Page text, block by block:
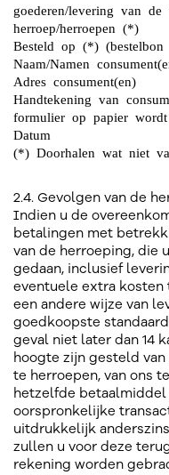
goederen/levering van
herroep/herroepen (*)
Besteld op (*) (bestelbon
Naam/Namen
Adres consument(en)
Handtekening van
formulier op papier
Datum
(*) Doorhalen wat niet
2.4. Gevolgen van de
Indien u de
betalingen met
van de herroeping, die
gedaan, inclusief
eventuele extra kosten
een andere wijze van
goedkoopste
geval niet later dan 14
hoogte zijn gesteld
te herroepen, van ons
hetzelfde betaalmiddel
oorspronkelijke
uitdrukkelijk
zullen u voor deze
rekening worden